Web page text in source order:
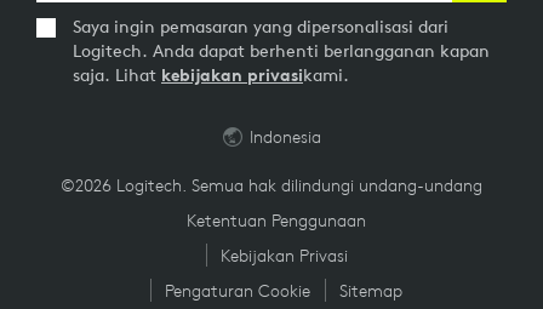
Saya ingin pemasaran yang dipersonalisasi dari
Logitech. Anda dapat berhenti berlangganan kapan
saja. Lihat kebijakan privasikami.
©2026 Logitech. Semua hak dilindungi undang-undang
Ketentuan Penggunaan
Kebijakan Privasi
Pengaturan Cookie
Sitemap
Indonesia